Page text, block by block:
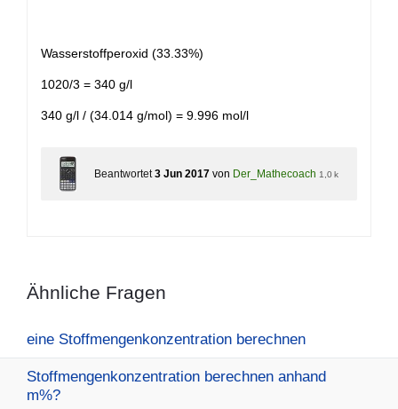
Wasserstoffperoxid (33.33%)
1020/3 = 340 g/l
340 g/l / (34.014 g/mol) = 9.996 mol/l
Beantwortet 3 Jun 2017 von Der_Mathecoach 1,0 k
Ähnliche Fragen
eine Stoffmengenkonzentration berechnen
Stoffmengenkonzentration berechnen anhand
m%?